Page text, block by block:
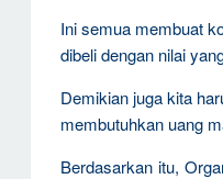
Ini semua membuat
dibeli dengan nilai
Demikian juga kita
membutuhkan uang
Berdasarkan itu,